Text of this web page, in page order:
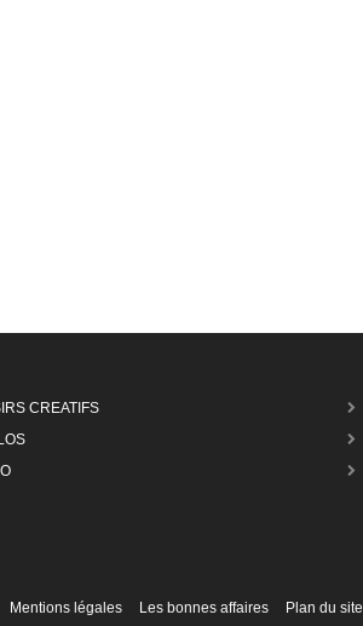
CREATIFS
Mentions légales Les bonnes affaires Plan du site